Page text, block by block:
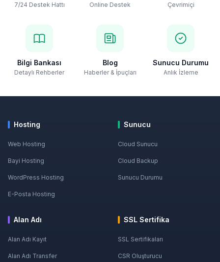
7/24 Destek Hattı Online Destek Çevrimiçi
Bilgi Bankası
Detaylı Rehberler
Blog
Haberler & İpuçları
Sunucu Durumu
Anlık İzleme
Hosting
Web Hosting
Bayi Hosting
WordPress Hosting
E-Posta Hosting
Sunucu
Cloud Sunucu
Cloud Backup
Sunucu Durumu
Alan Adı
Alan Adı Kayıt
Alan Adı Transfer
SSL Sertifika
SSL Sertifikaları
CSR Oluşturucu